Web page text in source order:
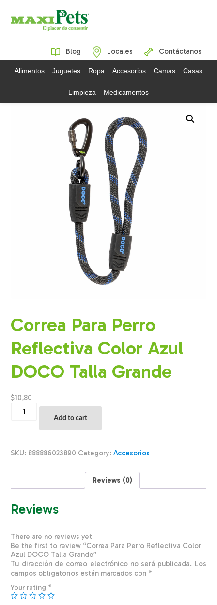
Blog Locales Contáctanos
Alimentos Juguetes Ropa Accesorios Camas Casas
Limpieza Medicamentos
Correa Para Perro
Reflectiva Color Azul
DOCO Talla Grande
$10,80
Para
Reflectiva
Azul
Add to cart
SKU: 888886023890 Category:Accesorios
Reviews (0)
Reviews
There are no reviews yet.
Be the first to review “Correa Para Perro Reflectiva Color
Azul DOCO Talla Grande”
Tu dirección de correo electrónico no será publicada. Los
campos obligatorios están marcados con *
Your rating *